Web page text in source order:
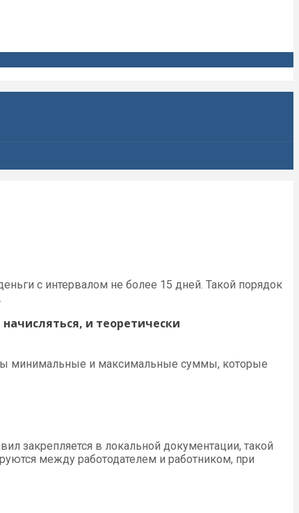
с интервалом не более 15 дней. Такой порядок
и теоретически
минимальные и максимальные суммы, которые
закрепляется в локальной документации, такой
между работодателем и работником, при